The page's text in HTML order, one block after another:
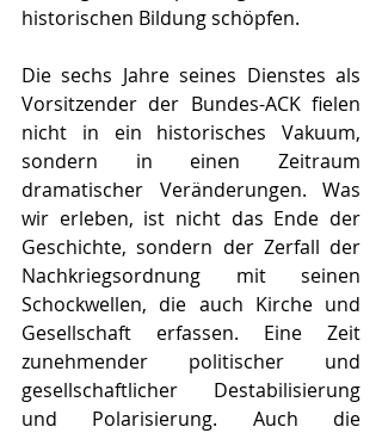
historischen Bildung schöpfen.
Die sechs Jahre seines Dienstes als
Vorsitzender der Bundes-ACK fielen
nicht in ein historisches Vakuum,
sondern in einen Zeitraum
dramatischer Veränderungen. Was
wir erleben, ist nicht das Ende der
Geschichte, sondern der Zerfall der
Nachkriegsordnung mit seinen
Schockwellen, die auch Kirche und
Gesellschaft erfassen. Eine Zeit
zunehmender politischer und
gesellschaftlicher Destabilisierung
und Polarisierung. Auch die